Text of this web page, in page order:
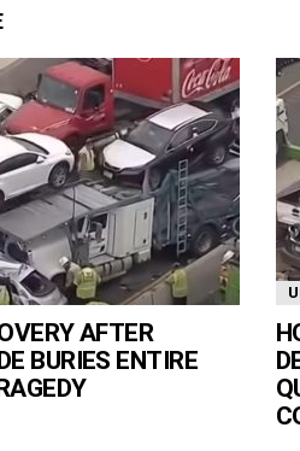
AFTER
BURIES ENTIRE